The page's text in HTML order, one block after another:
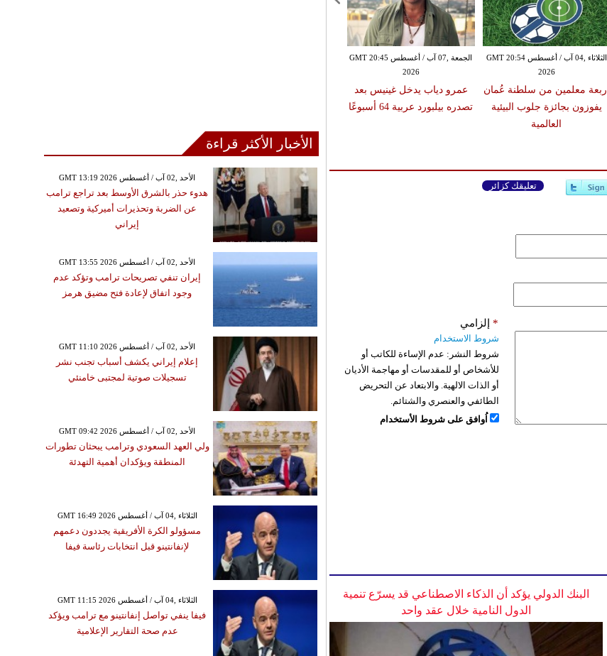
الجمعة ,07 آب / أغسطس GMT 20:45
2026
عمرو دياب يدخل غينيس بعد
تصدره بيلبورد عربية 64 أسبوعًا
الثلاثاء ,04 آب / أغسطس GMT 20:54
2026
أربعة معلمين من سلطنة عُمان
يفوزون بجائزة جلوب البيئية
العالمية
تعليقك كزائر
إلزامي *
شروط الاستخدام
شروط النشر: عدم الإساءة للكاتب أو
للأشخاص أو للمقدسات أو مهاجمة الأديان
أو الذات الالهية. والابتعاد عن التحريض
الطائفي والعنصري والشتائم.
اُوافق على شروط الأستخدام
البنك الدولي يؤكد أن الذكاء الاصطناعي قد يسرّع تنمية
الدول النامية خلال عقد واحد
الأخبار الأكثر قراءة
GMT 13:19 2026 الأحد ,02 آب / أغسطس
هدوء حذر بالشرق الأوسط بعد تراجع ترامب
عن الضربة وتحذيرات أميركية وتصعيد
إيراني
GMT 13:55 2026 الأحد ,02 آب / أغسطس
إيران تنفي تصريحات ترامب وتؤكد عدم
وجود اتفاق لإعادة فتح مضيق هرمز
GMT 11:10 2026 الأحد ,02 آب / أغسطس
إعلام إيراني يكشف أسباب تجنب نشر
تسجيلات صوتية لمجتبى خامنئي
GMT 09:42 2026 الأحد ,02 آب / أغسطس
ولي العهد السعودي وترامب يبحثان تطورات
المنطقة ويؤكدان أهمية التهدئة
GMT 16:49 2026 الثلاثاء ,04 آب / أغسطس
مسؤولو الكرة الأفريقية يجددون دعمهم
لإنفانتينو قبل انتخابات رئاسة فيفا
GMT 11:15 2026 الثلاثاء ,04 آب / أغسطس
فيفا ينفي تواصل إنفانتينو مع ترامب ويؤكد
عدم صحة التقارير الإعلامية